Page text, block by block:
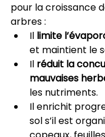
pour la croissance
arbres :
Il limite
et maintient le
Il réduit la
mauvaises
les nutriments.
Il enrichit
sol s’il est